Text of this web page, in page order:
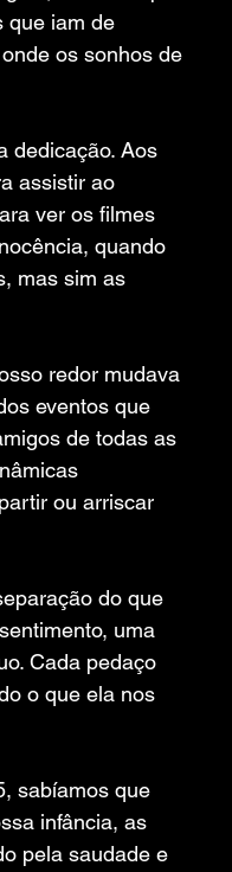
que iam de
os sonhos de
dedicação. Aos
assistir ao
ver os filmes
quando
mas sim as
redor mudava
eventos que
de todas as
ou arriscar
do que
uma
Cada pedaço
o que ela nos
sabíamos que
infância, as
pela saudade e